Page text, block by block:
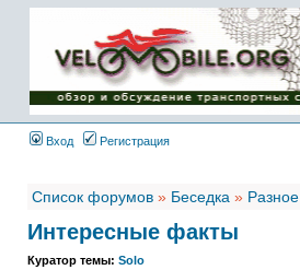
Имя пользователя:
Пароль:
{ LOG_ME_IN_SHORT
}
Вход Регистрация
Список форумов » Беседка » Разное
Интересные факты
Куратор темы: Solo